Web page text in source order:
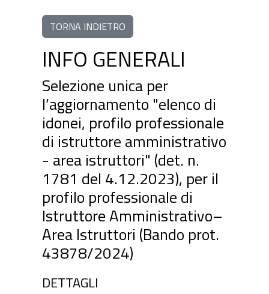
TORNA INDIETRO
INFO GENERALI
Selezione unica per
l’aggiornamento "elenco di
idonei, profilo professionale
di istruttore amministrativo
- area istruttori" (det. n.
1781 del 4.12.2023), per il
profilo professionale di
Istruttore Amministrativo–
Area Istruttori (Bando prot.
43878/2024)
DETTAGLI